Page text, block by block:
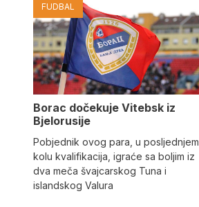
FUDBAL
Borac dočekuje Vitebsk iz
Bjelorusije
Pobjednik ovog para, u posljednjem
kolu kvalifikacija, igraće sa boljim iz
dva meča švajcarskog Tuna i
islandskog Valura